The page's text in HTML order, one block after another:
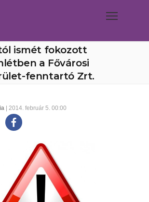
ismét fokozott
a Fővárosi
fenntartó Zrt.
| 2014. február 5. 00:00